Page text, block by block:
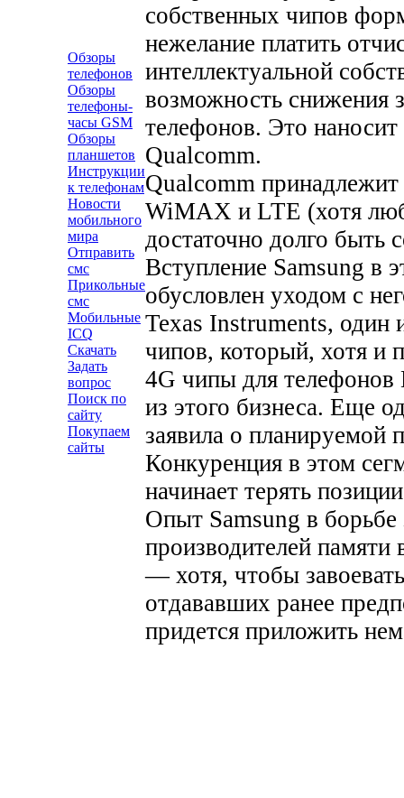
Обзоры
телефонов
Обзоры
телефоны-
часы GSM
Обзоры
планшетов
Инструкции
к телефонам
Новости
мобильного
мира
Отправить
смс
Прикольные
смс
Мобильные
ICQ
Скачать
Задать
вопрос
Поиск по
сайту
Покупаем
сайты
собственных чипов
нежелание платить
интеллектуальной
возможность снижения
телефонов. Это
Qualcomm.
Qualcomm
WiMAX и LTE (хотя
достаточно долго быть
Вступление Samsung в
обусловлен уходом с
Texas Instruments, один
чипов, который, хотя и
4G чипы для телефонов
из этого бизнеса. Еще
заявила о планируемой
Конкуренция в этом
начинает терять
Опыт Samsung в
производителей памяти
— хотя, чтобы
отдававших ранее
придется приложить